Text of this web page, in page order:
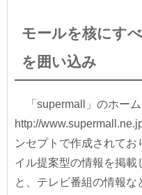
モールを核にす
を囲い込み
「supermall」のホー
http://
ンセプトで作成されてお
イル提案型の情報を掲載
と、テレビ番組の情報